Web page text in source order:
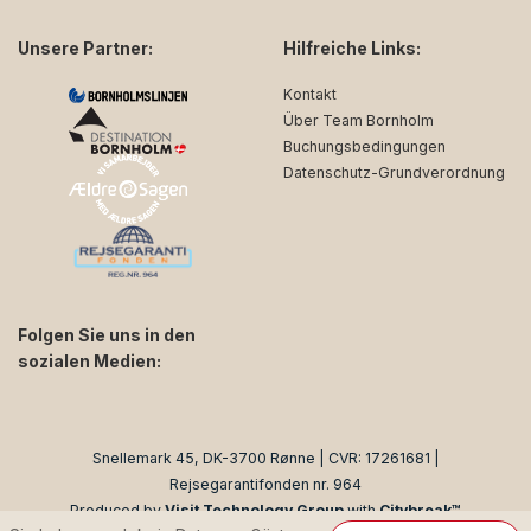
Unsere Partner:
Folgen Sie uns in den
sozialen Medien:
Hilfreiche Links:
Kontakt
Über Team Bornholm
Buchungsbedingungen
Datenschutz-Grundverordnung
Snellemark 45, DK-3700 Rønne | CVR: 17261681 |
Rejsegarantifonden nr. 964
Produced by Visit Technology Group with Citybreak™